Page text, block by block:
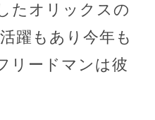
たオリックスの
躍もあり今年も
リードマンは彼